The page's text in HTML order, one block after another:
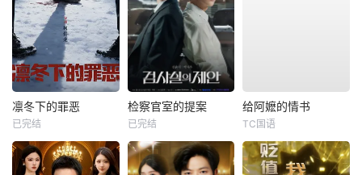
凛冬下的罪恶
已完结
检察官室的提案
已完结
给阿嬷的情书
TC国语